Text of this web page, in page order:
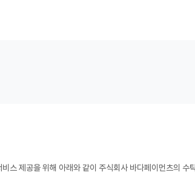
스 제공을 위해 아래와 같이 주식회사 바다페이먼츠의